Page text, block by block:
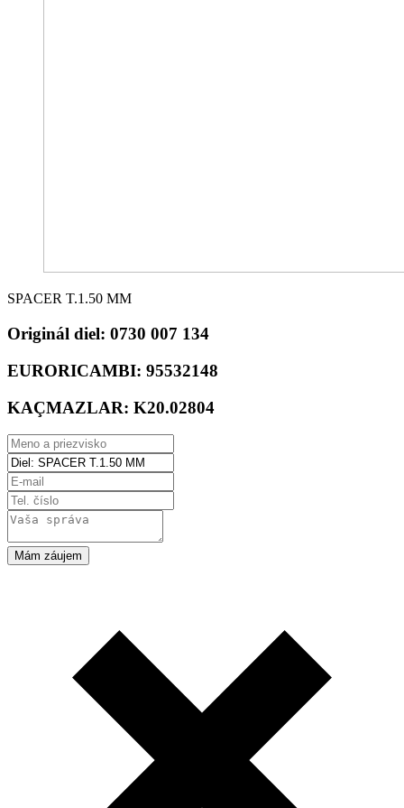
SPACER T.1.50 MM
Originál diel: 0730 007 134
EURORICAMBI: 95532148
KAÇMAZLAR: K20.02804
Mám záujem